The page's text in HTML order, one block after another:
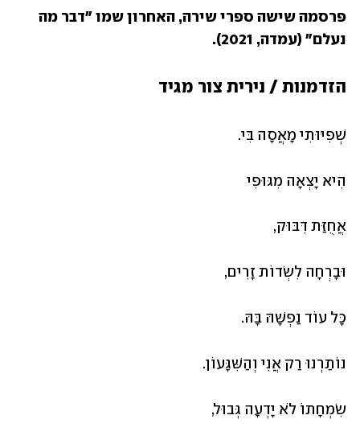
נעלם" (עמדה, 2021).
הזדמנות / נירית צור מגיד
שְׁפִיּוּתִי מָאֲסָה בִּי.
הִיא יָצְאָה מִגּוּפִי
אֲחֻזַּת דִּבּוּק,
וּבָרְחָה לִשְׂדוֹת זָרִים,
כָּל עוֹד נַפְשָׁהּ בָּהּ.
נוֹתַרְנוּ רַק אֲנִי וְהַשִּׁגָּעוֹן.
שִׂמְחָתוֹ לֹא יָדְעָה גְּבוּל,